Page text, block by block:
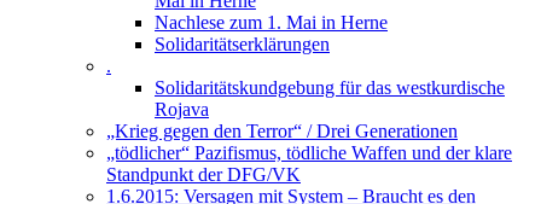
Nachlese zum 1. Mai in Herne
Solidaritätserklärungen
.
Solidaritätskundgebung für das westkurdische
Rojava
„Krieg gegen den Terror“ / Drei Generationen
„tödlicher“ Pazifismus, tödliche Waffen und der klare
Standpunkt der DFG/VK
1.6.2015: Versagen mit System – Braucht es den